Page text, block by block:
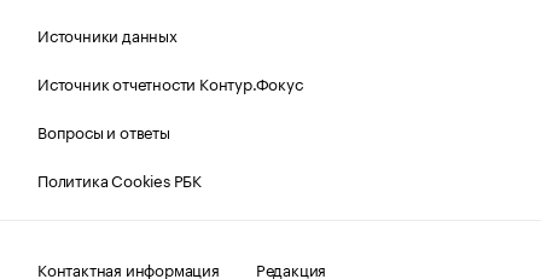
Источники данных
Источник отчетности Контур.Фокус
Вопросы и ответы
Политика Cookies РБК
Контактная информация Редакция